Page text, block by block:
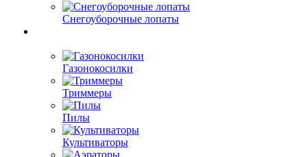
Снегоуборочные лопаты
Газонокосилки
Триммеры
Пилы
Культиваторы